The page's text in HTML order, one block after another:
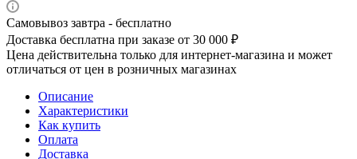
Самовывоз завтра - бесплатно
Доставка бесплатна при заказе от 30 000 ₽
Цена действительна только для интернет-магазина и может
отличаться от цен в розничных магазинах
Описание
Характеристики
Как купить
Оплата
Доставка